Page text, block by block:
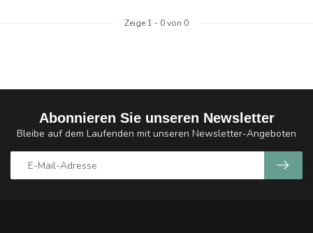
Zeige 1 - 0von 0
Abonnieren Sie unseren Newsletter
Bleibe auf dem Laufenden mit unseren Newsletter-Angeboten